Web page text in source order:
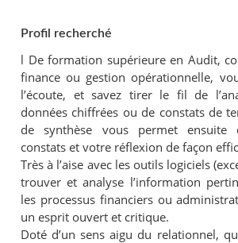
Profil recherché
l De formation supérieure en Audit,
finance ou gestion opérationnelle,
l’écoute, et savez tirer le fil de
données chiffrées ou de constats de
de synthèse vous permet ensuite
constats et votre réflexion de façon
Très à l’aise avec les outils logiciels
trouver et analyse l’information
les processus financiers ou
un esprit ouvert et critique.
Doté d’un sens aigu du relationnel,